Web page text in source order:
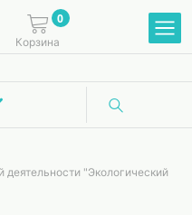
0
Корзина
"Экологический